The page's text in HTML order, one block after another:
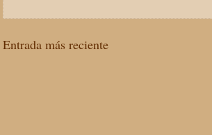
Entrada más reciente